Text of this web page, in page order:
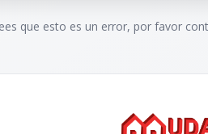
que esto es un error, por favor